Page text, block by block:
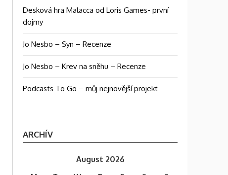
Desková hra Malacca od Loris Games- první
dojmy
Jo Nesbo – Syn – Recenze
Jo Nesbo – Krev na sněhu – Recenze
Podcasts To Go – můj nejnovější projekt
ARCHÍV
August 2026